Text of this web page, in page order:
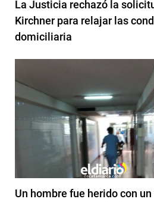
La Justicia rechazó la
Kirchner para relajar las
domiciliaria
Un hombre fue herido con